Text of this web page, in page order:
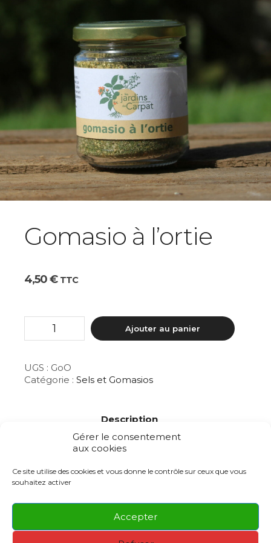
Gérer le consentement
aux cookies
Ce site utilise des cookies et vous donne le contrôle sur ceux que vous
souhaitez activer
Accepter
Gomasio à l’ortie
4,50€ TTC
Gomasio
l'ortie
Ajouter au panier
UGS : GoO
Catégorie : Sels et Gomasios
Description
d’un mélange de sésame complet, de sel de
Guérande et d’ortie séché. Il s’utilise en cuisine à
légumes ou autre mets.Conditionné en pot de
75g